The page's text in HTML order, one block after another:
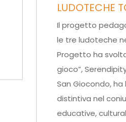
LUDOTECHE
Il progetto
le tre ludoteche
Progetto ha
gioco”,
San Giocondo,
distintiva nel
educative,